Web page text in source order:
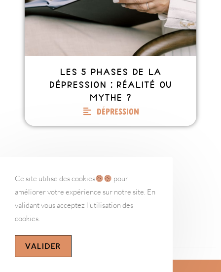
Les 5 phases de la
dépression : réalité ou
mythe ?
Dépression
VOIR PLUS D'ARTICLES
Ce site utilise des cookies
pour
améliorer votre expérience sur notre site. En
validant vous acceptez l'utilisation des
cookies.
VALIDER